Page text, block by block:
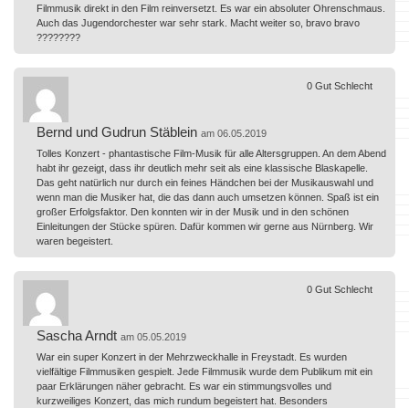
Filmmusik direkt in den Film reinversetzt. Es war ein absoluter Ohrenschmaus.
Auch das Jugendorchester war sehr stark. Macht weiter so, bravo bravo
????????
Bernd und Gudrun Stäblein am 06.05.2019
Tolles Konzert - phantastische Film-Musik für alle Altersgruppen. An dem Abend
habt ihr gezeigt, dass ihr deutlich mehr seit als eine klassische Blaskapelle.
Das geht natürlich nur durch ein feines Händchen bei der Musikauswahl und
wenn man die Musiker hat, die das dann auch umsetzen können. Spaß ist ein
großer Erfolgsfaktor. Den konnten wir in der Musik und in den schönen
Einleitungen der Stücke spüren. Dafür kommen wir gerne aus Nürnberg. Wir
waren begeistert.
0 Gut Schlecht
Sascha Arndt am 05.05.2019
War ein super Konzert in der Mehrzweckhalle in Freystadt. Es wurden
vielfältige Filmmusiken gespielt. Jede Filmmusik wurde dem Publikum mit ein
paar Erklärungen näher gebracht. Es war ein stimmungsvolles und
kurzweiliges Konzert, das mich rundum begeistert hat. Besonders
0 Gut Schlecht